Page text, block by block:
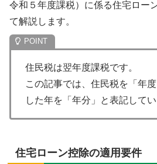
令和５年度課税）に係る住宅ロー
て解説します。
住民税は翌年度課税です。
この記事では、住民税を「年
した年を「年分」と表記してい
住宅ローン控除の適用要件